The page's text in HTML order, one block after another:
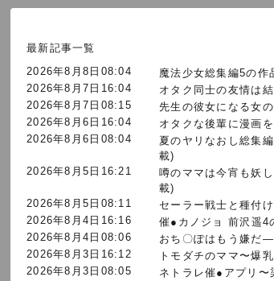
最新記事一覧
2026年8月8日08:04
魔法少女総集編5の
2026年8月7日16:04
オタク同士の友情は
2026年8月7日08:15
先生の彼女になる女
2026年8月6日16:04
オタクな後輩に漫画
2026年8月6日08:04
夏のヤリなおし総集
載)
2026年8月5日16:21
噂のママは今宵も妖
載)
2026年8月5日08:11
セーラー戦士と種付
2026年8月4日16:16
催●カノジョ 前沢遥4
2026年8月4日08:06
おち〇ぽはもう嫌だ
2026年8月3日16:12
トモダチのママ〜爆
2026年8月3日08:05
ネトラレ催●アプリ